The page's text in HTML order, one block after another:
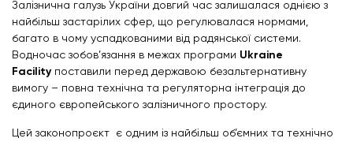
Залізнична галузь України довгий час залишалася однією з
найбільш застарілих сфер, що регулювалася нормами,
багато в чому успадкованими від радянської системи.
Водночас зобов’язання в межах програми Ukraine
Facility поставили перед державою безальтернативну
вимогу – повна технічна та регуляторна інтеграція до
єдиного європейського залізничного простору.
Цей законопроєкт є одним із найбільш об’ємних та технічно